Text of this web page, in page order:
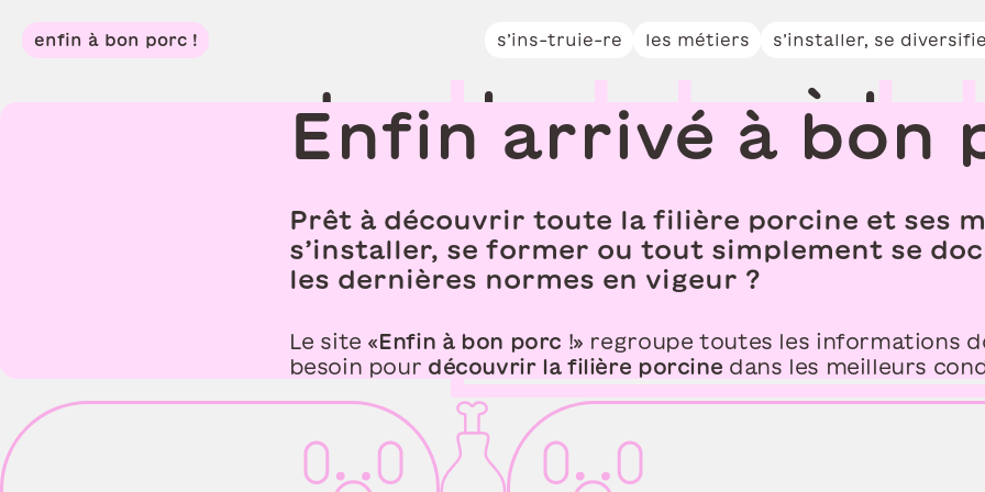
enfin à bon porc ! s’ins-truie-re les métiers s’installer, se
rez tou te une
et embarq ue z à bo
Enfin arrivé à bon
Prêt à découvrir toute la filière porcine et ses
s’installer, se former ou tout simplement se
les dernières normes en vigeur ?
Le site «Enfin à bon porc !» regroupe toutes les informations
besoin pour découvrir la filière porcine dans les meilleurs